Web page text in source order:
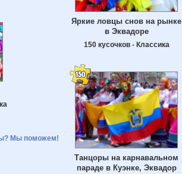
Мы поможем!
Яркие ловцы снов на рынке
в Эквадоре
150 кусочков - Классика
Танцоры на карнавальном
параде в Куэнке, Эквадор